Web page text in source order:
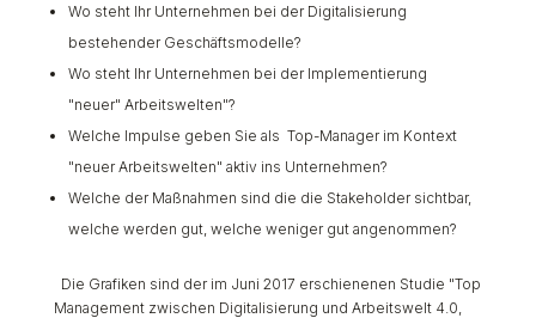
Wo steht Ihr Unternehmen bei der Digitalisierung
bestehender Geschäftsmodelle?
Wo steht Ihr Unternehmen bei der Implementierung
"neuer" Arbeitswelten"?
Welche Impulse geben Sie als Top-Manager im Kontext
"neuer Arbeitswelten" aktiv ins Unternehmen?
Welche der Maßnahmen sind die die Stakeholder sichtbar,
welche werden gut, welche weniger gut angenommen?
Die Grafiken sind der im Juni 2017 erschienenen Studie "Top
Management zwischen Digitalisierung und Arbeitswelt 4.0,